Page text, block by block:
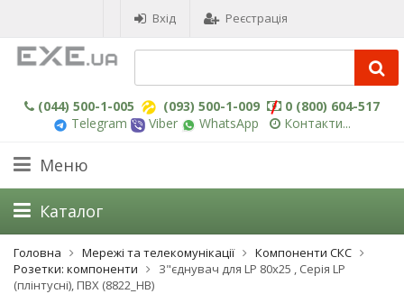
Вхід Реєстрація
(044) 500-1-005 (093) 500-1-009
0 (800) 604-517
Telegram
Viber WhatsApp Контакти...
Меню
Головна Мережі та телекомунікації
Компоненти СКС
Розетки: компоненти
З"єднувач для LP 80x25 , Серія LP
(плінтусні), ПВХ (8822_HB)
Каталог